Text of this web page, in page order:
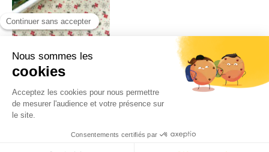
Gâteau froid à la japonaise
(Sukoppu kêki)